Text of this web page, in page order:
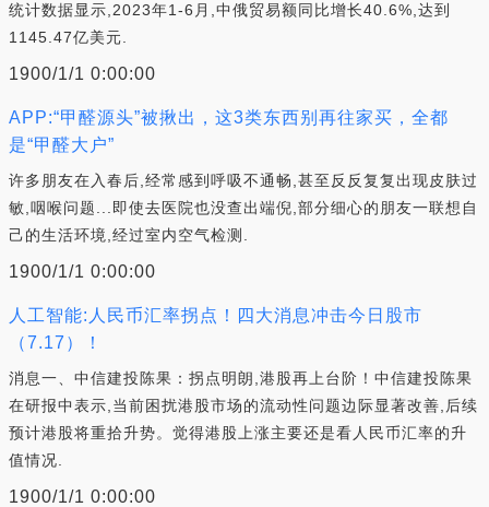
统计数据显示,2023年1-6月,中俄贸易额同比增长40.6%,达到
1145.47亿美元.
1900/1/1 0:00:00
APP:“甲醛源头”被揪出，这3类东西别再往家买，全都
是“甲醛大户”
许多朋友在入春后,经常感到呼吸不通畅,甚至反反复复出现皮肤过
敏,咽喉问题...即使去医院也没查出端倪,部分细心的朋友一联想自
己的生活环境,经过室内空气检测.
1900/1/1 0:00:00
人工智能:人民币汇率拐点！四大消息冲击今日股市
（7.17）！
消息一、中信建投陈果：拐点明朗,港股再上台阶！中信建投陈果
在研报中表示,当前困扰港股市场的流动性问题边际显著改善,后续
预计港股将重拾升势。觉得港股上涨主要还是看人民币汇率的升
值情况.
1900/1/1 0:00:00